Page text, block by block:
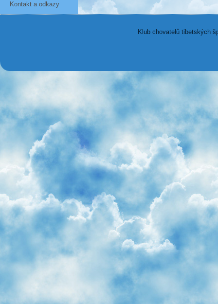
Kontakt a odkazy
Klub chovatelů tibetských